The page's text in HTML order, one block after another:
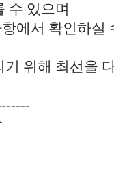
수 있으며
에서 확인하실
위해 최선을